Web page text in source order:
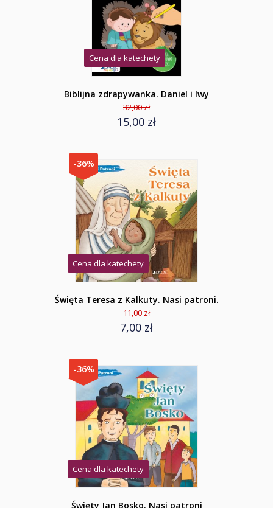
Cena dla katechety
Biblijna zdrapywanka. Daniel i lwy
32,00 zł
15,00 zł
-36%
Cena dla katechety
Święta Teresa z Kalkuty. Nasi patroni.
11,00 zł
7,00 zł
-36%
Cena dla katechety
Święty Jan Bosko. Nasi patroni